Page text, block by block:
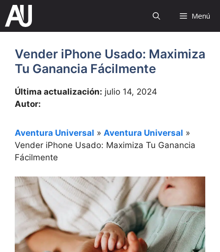
Saltar
contenido
Menú
Vender iPhone Usado: Maximiza
Tu Ganancia Fácilmente
Última actualización: julio 14, 2024
Autor:
Aventura Universal » Aventura Universal »
Vender iPhone Usado: Maximiza Tu Ganancia
Fácilmente